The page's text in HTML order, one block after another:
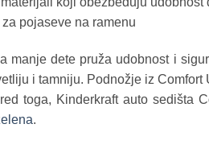
pojaseve na ramenu
manje dete pruža udobnost i
i tamniju. Podnožje iz
toga, Kinderkraft auto sedišta
.